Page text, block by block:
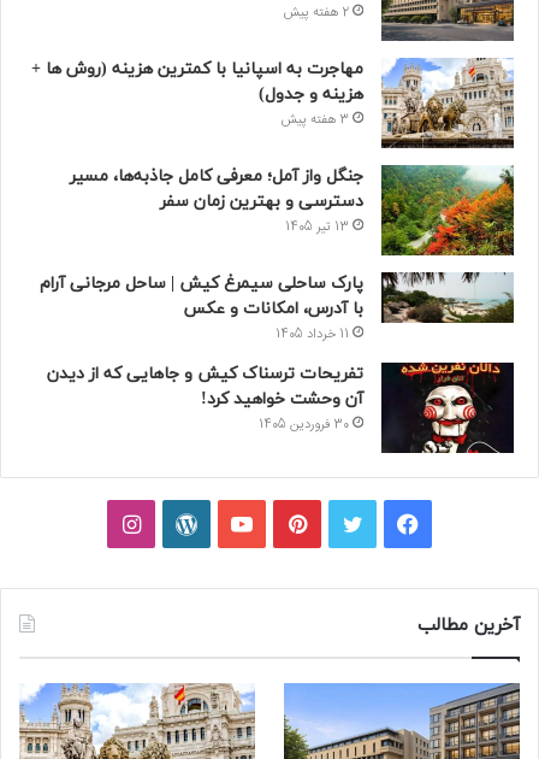
2 هفته پیش
مهاجرت به اسپانیا با کمترین هزینه (روش ها +
هزینه و جدول)
3 هفته پیش
جنگل واز آمل؛ معرفی کامل جاذبه‌ها، مسیر
دسترسی و بهترین زمان سفر
13 تیر 1405
پارک ساحلی سیمرغ کیش | ساحل مرجانی آرام
با آدرس، امکانات و عکس
11 خرداد 1405
تفریحات ترسناک کیش و جاهایی که از دیدن
آن وحشت خواهید کرد!
30 فروردین 1405
فیسبوکتوییترپینتریستیوتیوبوردپرساینستاگرام
آخرین مطالب